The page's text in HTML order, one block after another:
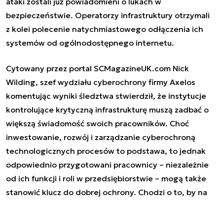
bezpieczeństwie. Operatorzy infrastruktury otrzymali
z kolei polecenie natychmiastowego odłączenia ich
systemów od ogólnodostępnego internetu.
Cytowany przez portal SCMagazineUK.com Nick
Wilding, szef wydziału cyberochrony firmy Axelos
komentując wyniki śledztwa stwierdził, że instytucje
kontrolujące krytyczną infrastrukturę muszą zadbać o
większą świadomość swoich pracowników. Choć
inwestowanie, rozwój i zarządzanie cyberochroną
technologicznych procesów to podstawa, to jednak
odpowiednio przygotowani pracownicy – niezależnie
od ich funkcji i roli w przedsiębiorstwie – mogą także
stanowić klucz do dobrej ochrony. Chodzi o to, by na